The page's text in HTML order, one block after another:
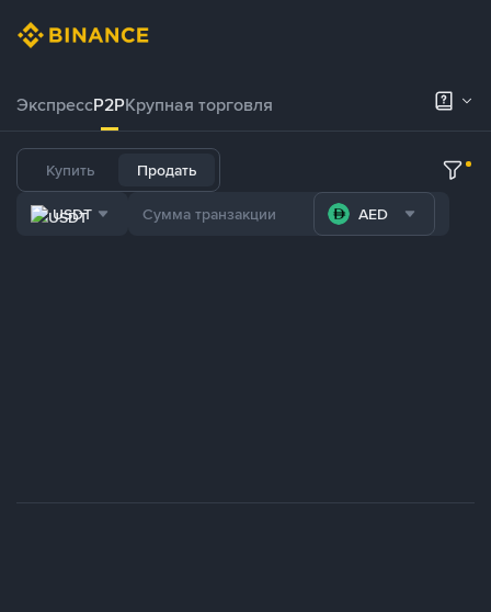
ЭкспрессP2PКрупная торговля
Купить Продать
USDT AED